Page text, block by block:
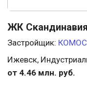
ЖК Скандинавия
Застройщик:
Ижевск,
от 4.46 млн. руб.